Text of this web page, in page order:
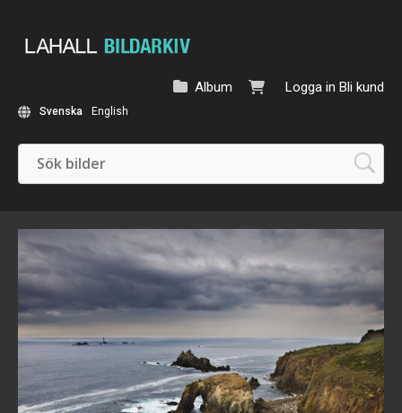
Logga in Bli kund
Album
Svenska English